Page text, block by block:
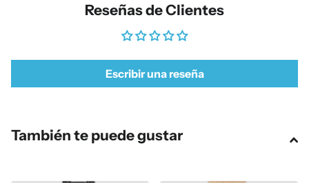
Reseñas de Clientes
Escribir una reseña
También te puede gustar